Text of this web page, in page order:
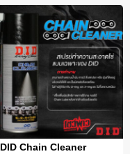
DID Chain Cleaner